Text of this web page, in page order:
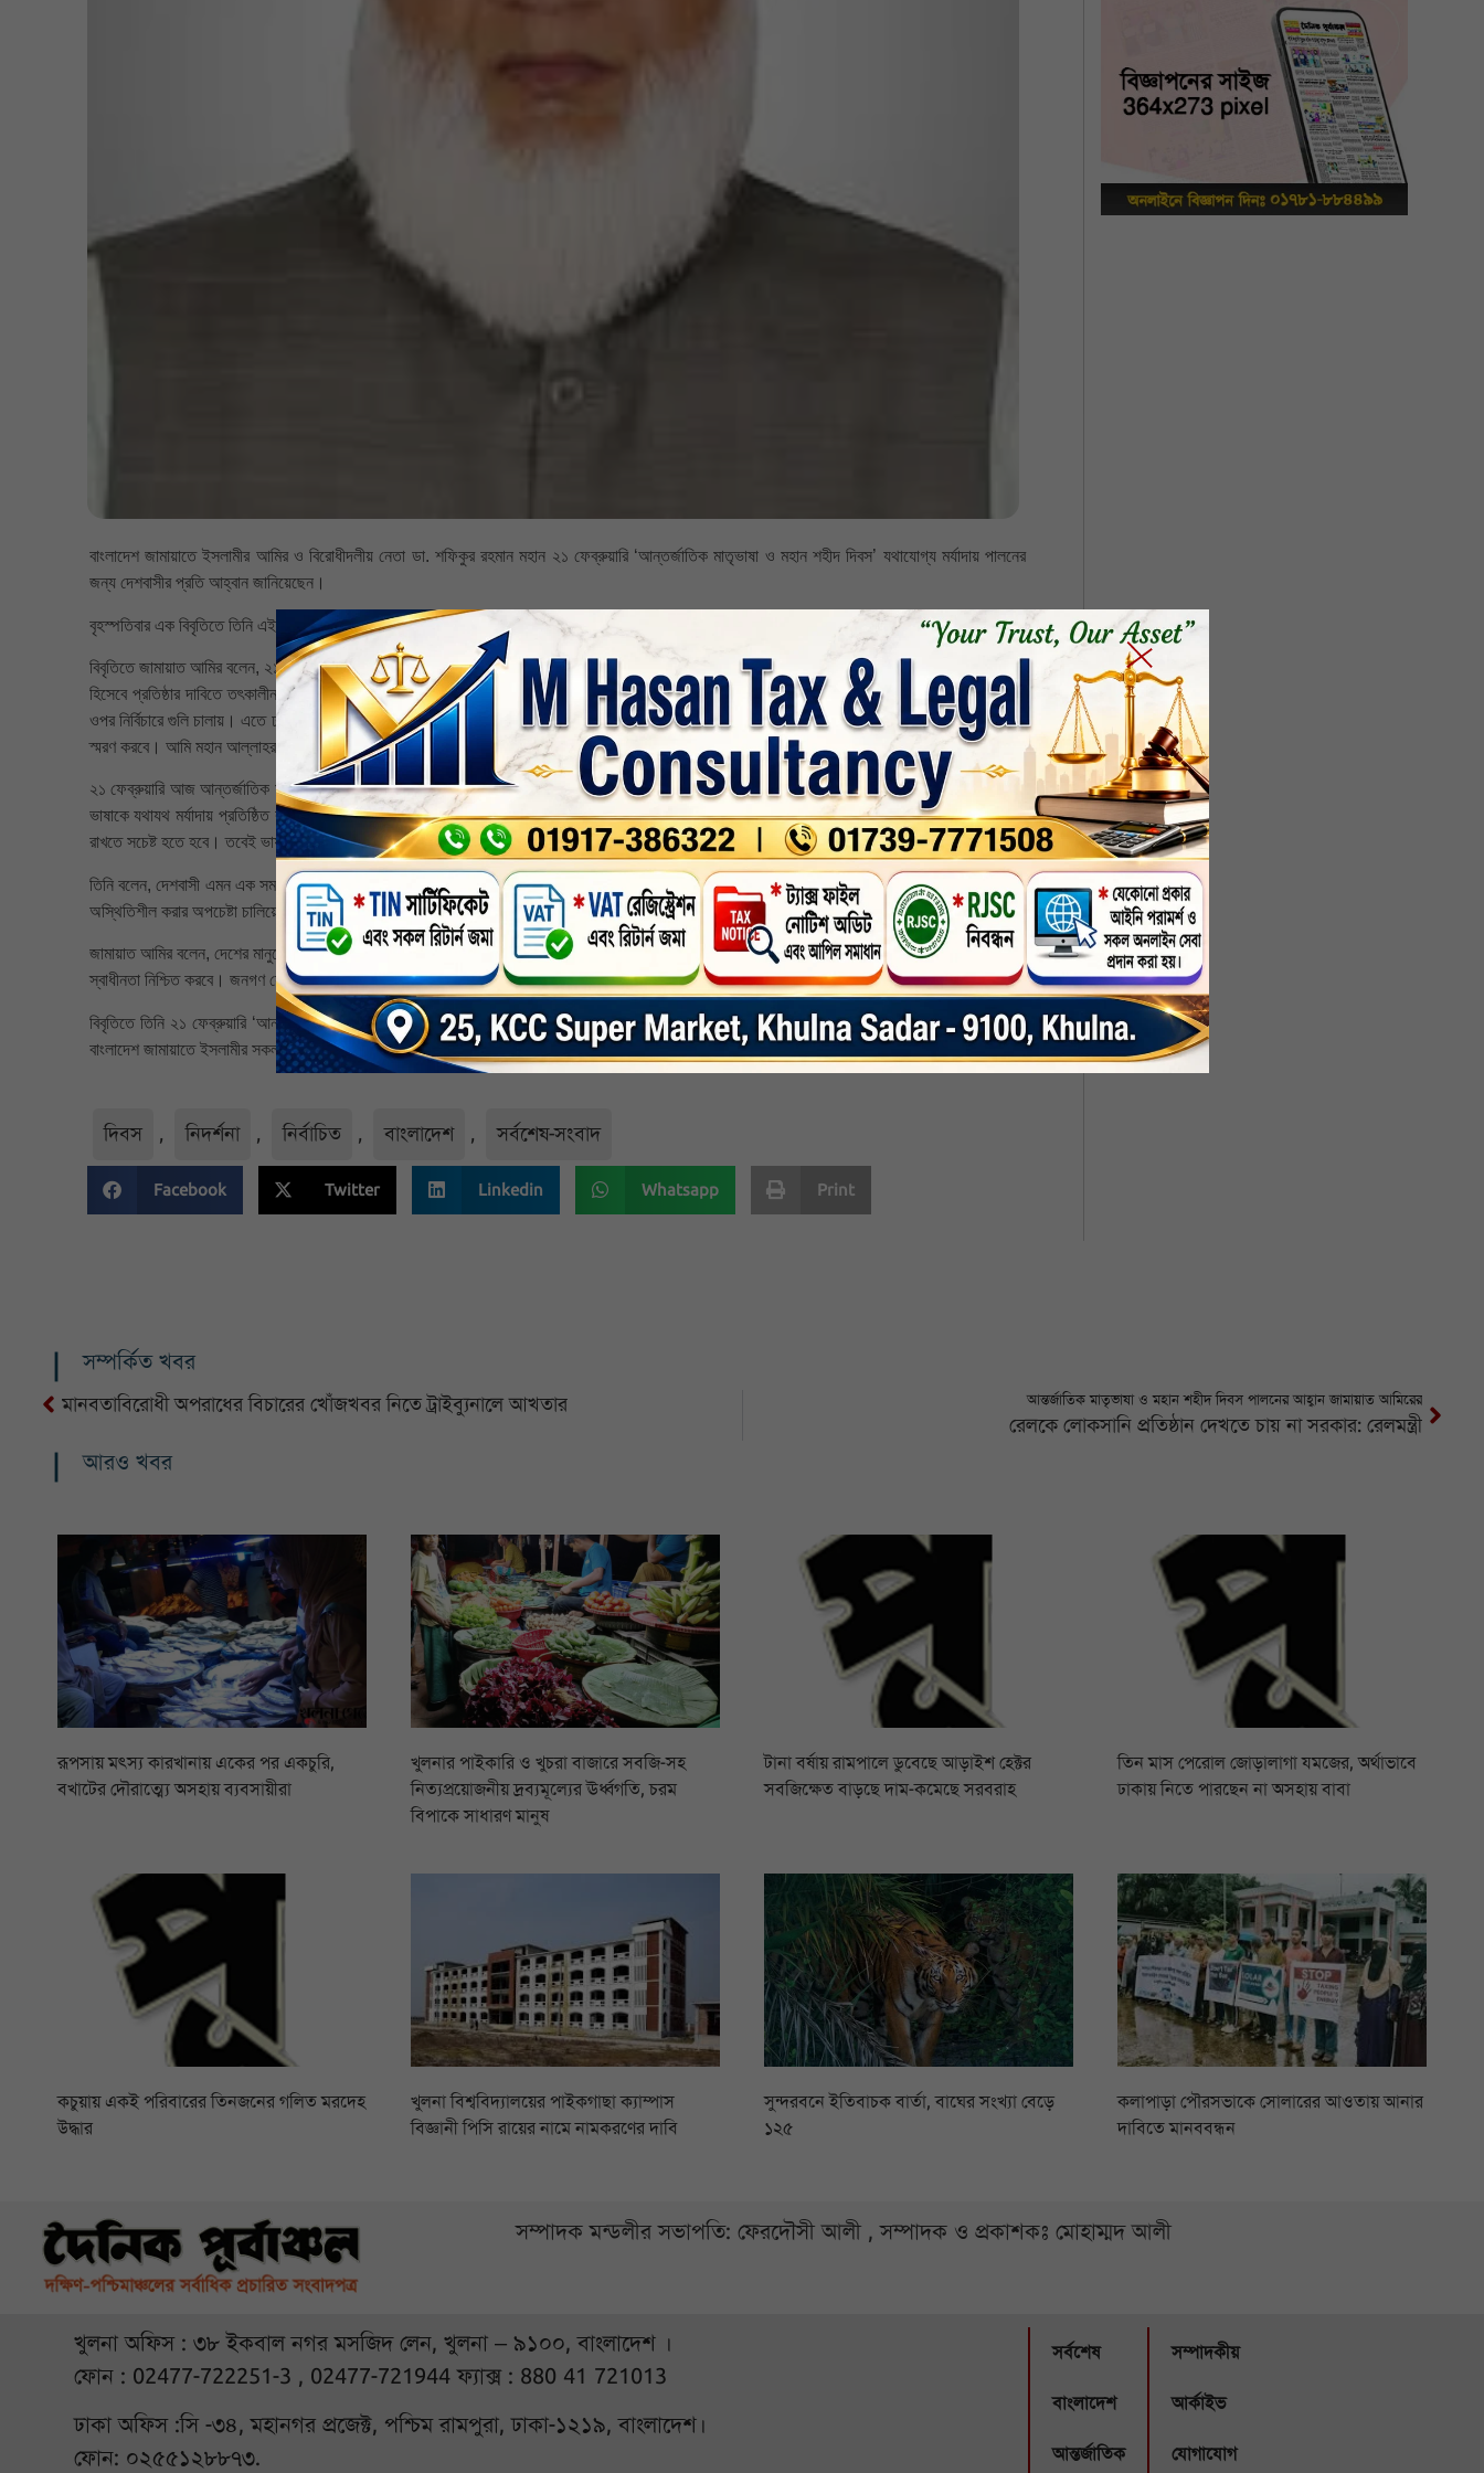
বাংলাদেশ জামায়াতে ইসলামীর আমির ও বিরোধীদলীয় নেতা ডা. শফিকুর রহমান মহান ২১ ফেব্রুয়ারি ‘আন্তর্জাতিক মাতৃভাষা ও মহান শহীদ দিবস’ যথাযোগ্য মর্যাদায় পালনের
জন্য দেশবাসীর প্রতি আহ্বান জানিয়েছেন।
বৃহস্পতিবার এক বিবৃতিতে তিনি এই আহ্বান জানান।
বিবৃতিতে জামায়াত আমির বলেন, ২১ ফেব্রুয়ারি আমাদের গৌরবময় ‘আন্তর্জাতিক মাতৃভাষা ও মহান শহীদ দিবস। ১৯৫২ সালে এ দেশের ছাত্র-যুবসমাজ বাংলা ভাষাকে রাষ্ট্রভাষা
হিসেবে প্রতিষ্ঠার দাবিতে তৎকালীন শাসকগোষ্ঠীর বিরুদ্ধে ঐতিহাসিক আন্দোলন গড়ে তোলেন। আন্দোলন দমনে তৎকালীন রাষ্ট্রীয় আইনশৃঙ্খলা রক্ষাকারী বাহিনী মিছিলকারীদের
ওপর নির্বিচারে গুলি চালায়। এতে ঢাকা বিশ্ববিদ্যালয়ের শিক্ষার্থীসহ অনেকেই শাহাদাত বরণ করেন। বাংলা ভাষার মর্যাদা প্রতিষ্ঠায় তাদের এই আত্মত্যাগ জাতি চিরদিন শ্রদ্ধাভরে
স্মরণ করবে। আমি মহান আল্লাহর কাছে তাদের রুহের মাগফেরাত কামনা করছি।
২১ ফেব্রুয়ারি আজ আন্তর্জাতিক মাতৃভাষা দিবস হিসেবে স্বীকৃত- এটি ভাষা শহীদদের প্রতি বৈশ্বিক সম্মান ও স্বীকৃতির প্রতীক উল্লেখ করে ডা. শফিকুর রহমান বলেন, বাংলা
ভাষাকে যথাযথ মর্যাদায় প্রতিষ্ঠিত করতে রাষ্ট্রীয় ও সামাজিক জীবনের সর্বস্তরে বাংলা ভাষার ব্যবহার নিশ্চিত করতে হবে। আমাদের ভাষা ও সংস্কৃতিকে সম্প্রসারণ ও সুরক্ষিত
রাখতে সচেষ্ট হতে হবে। তবেই ভাষা আন্দোলনের শহীদদের স্বপ্ন বাস্তবায়িত হবে।
তিনি বলেন, দেশবাসী এমন এক সময়ে ভাষা দিবস পালন করতে যাচ্ছে, যখন বিএনপির নেতৃত্বে নতুন সরকার প্রতিষ্ঠিত হয়েছে। তবে পতিত ফ্যাসিবাদের দোসররা এখনো দেশকে
অস্থিতিশীল করার অপচেষ্টা চালিয়ে যাচ্ছে। দেশবাসীকে ঐক্যবদ্ধভাবে এসব চক্রান্ত ও ষড়যন্ত্র মোকাবিলা করতে হবে।
জামায়াত আমির বলেন, দেশের মানুষের প্রত্যাশা- নতুন প্রধানমন্ত্রী তারেক রহমানের নেতৃত্বাধীন সরকার দেশে গণতন্ত্র, আইনের শাসন, মানবাধিকার, ভোটাধিকার ও মতপ্রকাশের
স্বাধীনতা নিশ্চিত করবে। জনগণ যেন জানমাল ও ইজ্জত-আব্রুর নিরাপত্তা বজায় রেখে নির্বিঘ্নে চলাফেরা করতে পারে, সে পরিবেশ নিশ্চিত করাও সরকারের দায়িত্ব।
বিবৃতিতে তিনি ২১ ফেব্রুয়ারি ‘আন্তর্জাতিক মাতৃভাষা ও মহান শহীদ দিবস’ উপলক্ষ্যে আলোচনা সভা ও দোয়ার আয়োজনের মাধ্যমে যথাযোগ্য মর্যাদায় দিবসটি পালনের জন্য
বাংলাদেশ জামায়াতে ইসলামীর সকল শাখা ও দেশবাসীর প্রতি আহ্বান জানান।
দিবস , নিদর্শনা , নির্বাচিত , বাংলাদেশ , সর্বশেষ-সংবাদ
Facebook Twitter Linkedin Whatsapp Print
সম্পর্কিত খবর
মানবতাবিরোধী অপরাধের বিচারের খোঁজখবর নিতে ট্রাইব্যুনালে আখতার আন্তর্জাতিক মাতৃভাষা ও মহান শহীদ দিবস পালনের আহ্বান জামায়াত আমিরের
রেলকে লোকসানি প্রতিষ্ঠান দেখতে চায় না সরকার: রেলমন্ত্রী
আরও খবর
রূপসায় মৎস্য কারখানায় একের পর একচুরি,
বখাটের দৌরাত্ম্যে অসহায় ব্যবসায়ীরা
খুলনার পাইকারি ও খুচরা বাজারে সবজি-সহ
নিত্যপ্রয়োজনীয় দ্রব্যমূল্যের ঊর্ধ্বগতি, চরম
বিপাকে সাধারণ মানুষ
টানা বর্ষায় রামপালে ডুবেছে আড়াইশ হেক্টর
সবজিক্ষেত বাড়ছে দাম-কমেছে সরবরাহ
তিন মাস পেরোল জোড়ালাগা যমজের, অর্থাভাবে
ঢাকায় নিতে পারছেন না অসহায় বাবা
কচুয়ায় একই পরিবারের তিনজনের গলিত মরদেহ
উদ্ধার
খুলনা বিশ্ববিদ্যালয়ের পাইকগাছা ক্যাম্পাস
বিজ্ঞানী পিসি রায়ের নামে নামকরণের দাবি
সুন্দরবনে ইতিবাচক বার্তা, বাঘের সংখ্যা বেড়ে
১২৫
কলাপাড়া পৌরসভাকে সোলারের আওতায় আনার
দাবিতে মানববন্ধন
সম্পাদক মন্ডলীর সভাপতি: ফেরদৌসী আলী , সম্পাদক ও প্রকাশকঃ মোহাম্মদ আলী
খুলনা অফিস : ৩৮ ইকবাল নগর মসজিদ লেন, খুলনা – ৯১০০, বাংলাদেশ ।
ফোন : 02477-722251-3 , 02477-721944 ফ্যাক্স : 880 41 721013
ঢাকা অফিস :সি -৩৪, মহানগর প্রজেক্ট, পশ্চিম রামপুরা, ঢাকা-১২১৯, বাংলাদেশ।
ফোন: ০২৫৫১২৮৮৭৩.
সর্বশেষ
বাংলাদেশ
আন্তর্জাতিক
সম্পাদকীয়
আর্কাইভ
যোগাযোগ